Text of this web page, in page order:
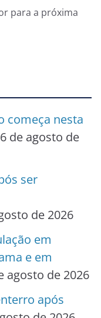
para a próxima
começa nesta
6 de agosto de
ser
de 2026
em
e em
agosto de 2026
após